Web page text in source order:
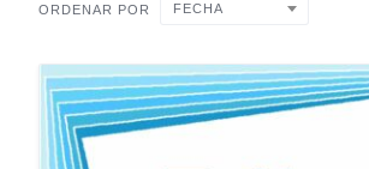
ORDENAR POR FECHA